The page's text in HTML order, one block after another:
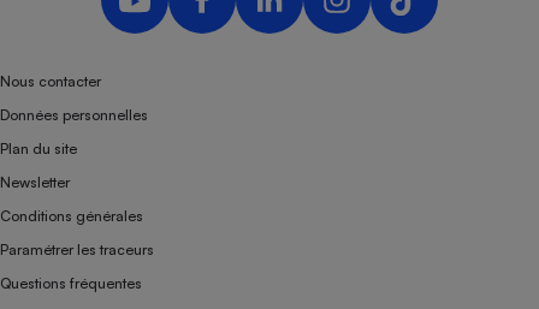
Nous contacter
Données personnelles
Plan du site
Newsletter
Conditions générales
Paramétrer les traceurs
Questions fréquentes